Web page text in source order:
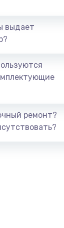
Заказать
Заказать
выдает
ремонт?